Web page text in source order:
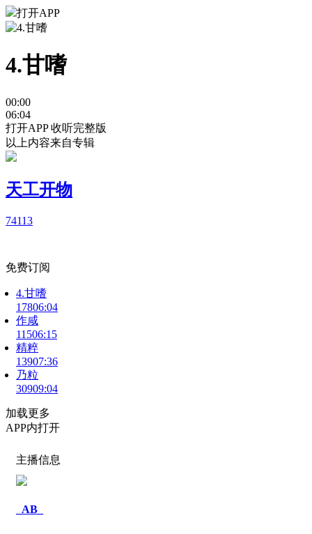
打开APP
4.甘嗜
00:00
06:04
打开APP 收听完整版
以上内容来自专辑
天工开物
74113
免费订阅
4.甘嗜
17806:04
作咸
11506:15
精粹
13907:36
乃粒
30909:04
加载更多
APP内打开
主播信息
_AB_